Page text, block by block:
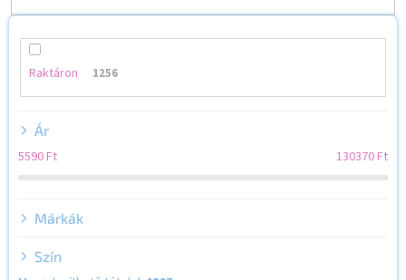
e
Raktáron 1256
Ár
5590Ft 130370Ft
Márkák
Szín